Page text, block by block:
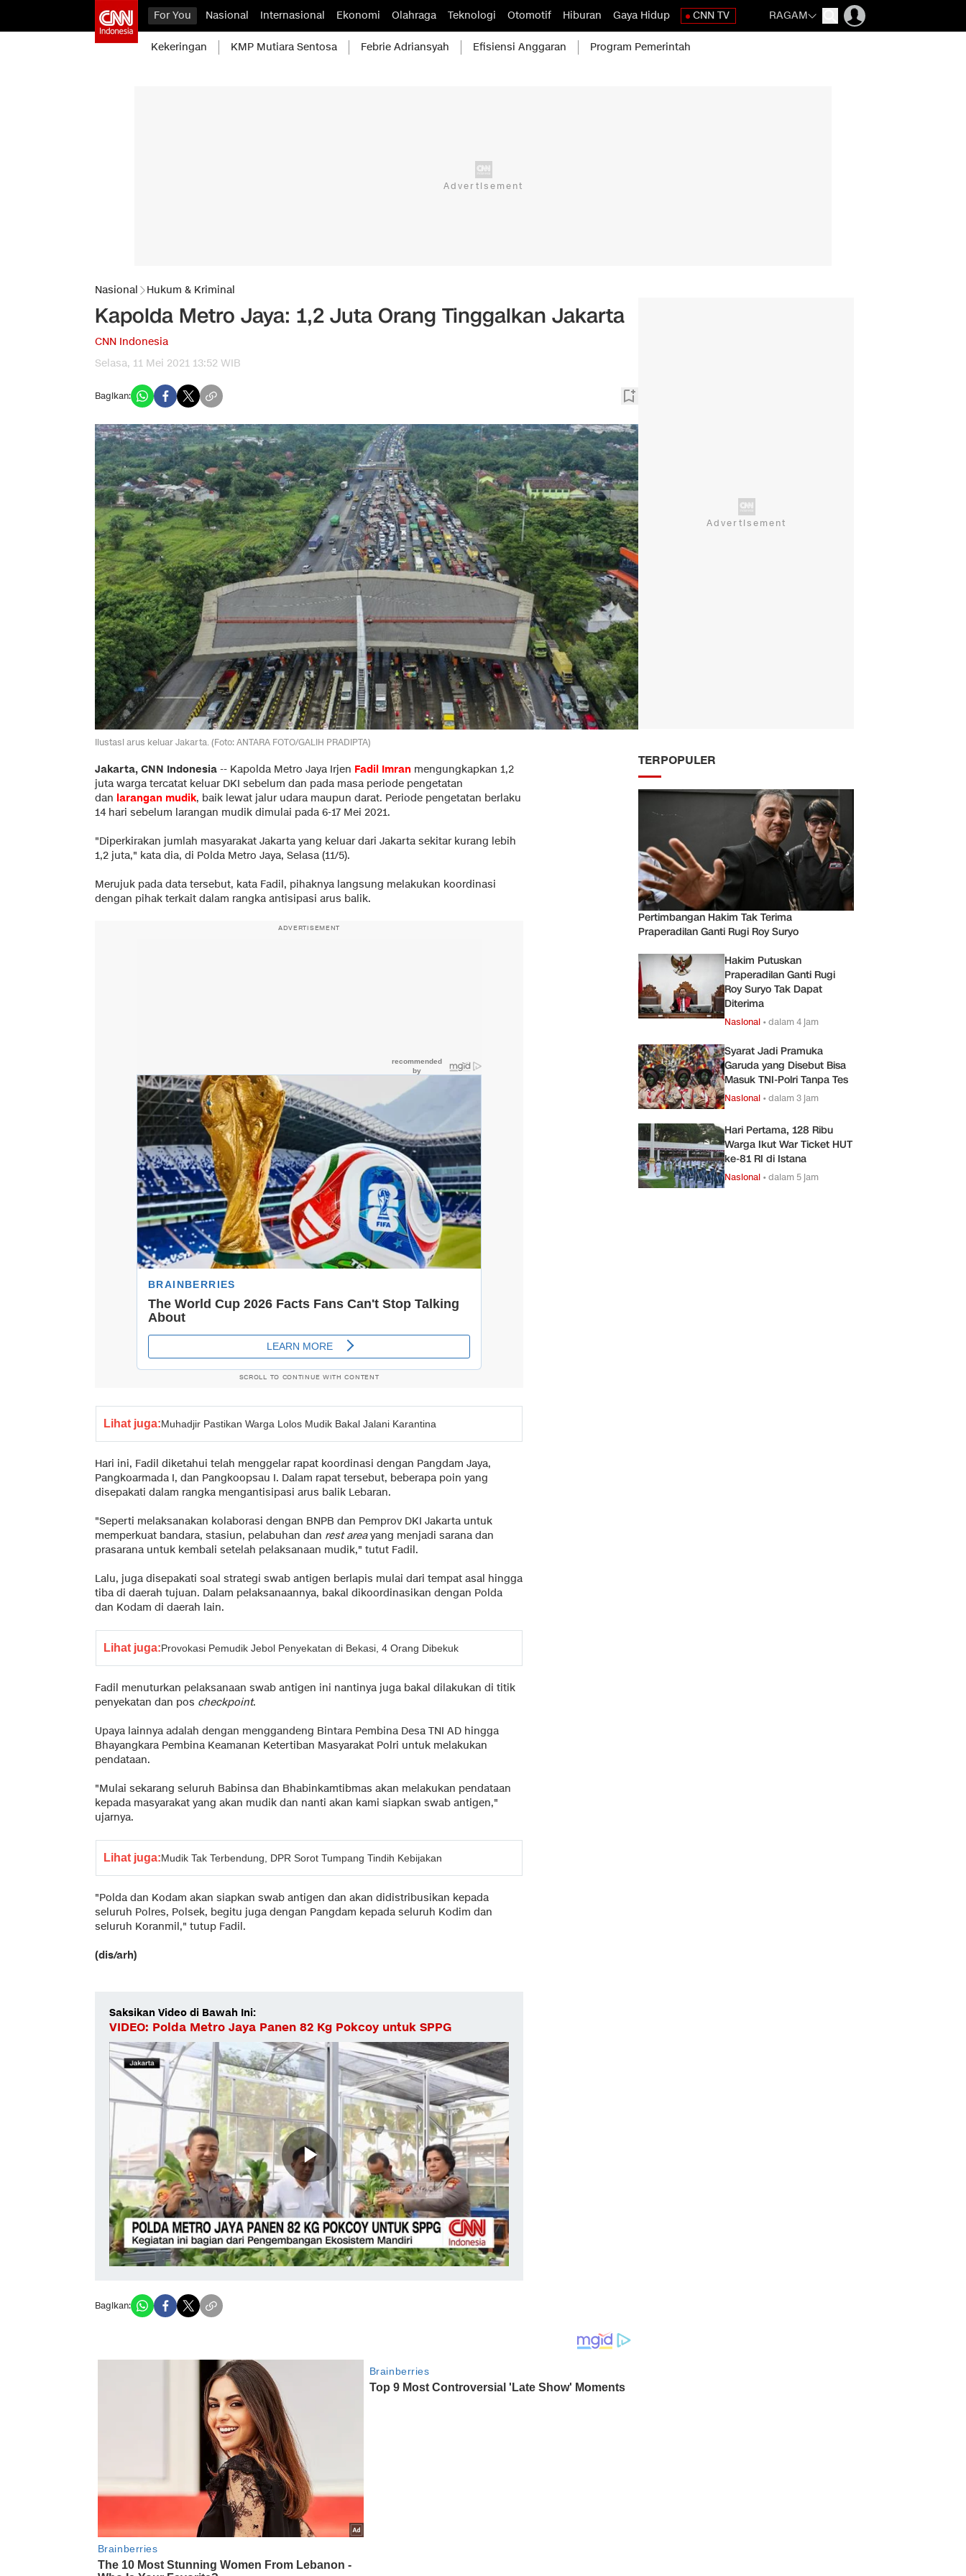
For You Nasional Internasional Ekonomi Olahraga Teknologi Otomotif Hiburan Gaya Hidup CNN TV RAGAM
Kekeringan KMP Mutiara Sentosa Febrie Adriansyah Efisiensi Anggaran Program Pemerintah
Nasional Hukum & Kriminal
Kapolda Metro Jaya: 1,2 Juta Orang Tinggalkan Jakarta
CNN Indonesia
Selasa, 11 Mei 2021 13:52 WIB
Bagikan:
Ilustasi arus keluar Jakarta. (Foto: ANTARA FOTO/GALIH PRADIPTA)
Jakarta, CNN Indonesia -- Kapolda Metro Jaya Irjen Fadil Imran mengungkapkan 1,2
juta warga tercatat keluar DKI sebelum dan pada masa periode pengetatan
dan larangan mudik, baik lewat jalur udara maupun darat. Periode pengetatan berlaku
14 hari sebelum larangan mudik dimulai pada 6-17 Mei 2021.
"Diperkirakan jumlah masyarakat Jakarta yang keluar dari Jakarta sekitar kurang lebih
1,2 juta," kata dia, di Polda Metro Jaya, Selasa (11/5).
Merujuk pada data tersebut, kata Fadil, pihaknya langsung melakukan koordinasi
dengan pihak terkait dalam rangka antisipasi arus balik.
ADVERTISEMENT
SCROLL TO CONTINUE WITH CONTENT
Lihat juga:Muhadjir Pastikan Warga Lolos Mudik Bakal Jalani Karantina
Hari ini, Fadil diketahui telah menggelar rapat koordinasi dengan Pangdam Jaya,
Pangkoarmada I, dan Pangkoopsau I. Dalam rapat tersebut, beberapa poin yang
disepakati dalam rangka mengantisipasi arus balik Lebaran.
"Seperti melaksanakan kolaborasi dengan BNPB dan Pemprov DKI Jakarta untuk
memperkuat bandara, stasiun, pelabuhan dan rest areayang menjadi sarana dan
prasarana untuk kembali setelah pelaksanaan mudik," tutut Fadil.
Lalu, juga disepakati soal strategi swab antigen berlapis mulai dari tempat asal hingga
tiba di daerah tujuan. Dalam pelaksanaannya, bakal dikoordinasikan dengan Polda
dan Kodam di daerah lain.
Lihat juga:Provokasi Pemudik Jebol Penyekatan di Bekasi, 4 Orang Dibekuk
Fadil menuturkan pelaksanaan swab antigen ini nantinya juga bakal dilakukan di titik
penyekatan dan pos checkpoint.
Upaya lainnya adalah dengan menggandeng Bintara Pembina Desa TNI AD hingga
Bhayangkara Pembina Keamanan Ketertiban Masyarakat Polri untuk melakukan
pendataan.
"Mulai sekarang seluruh Babinsa dan Bhabinkamtibmas akan melakukan pendataan
kepada masyarakat yang akan mudik dan nanti akan kami siapkan swab antigen,"
ujarnya.
Lihat juga:Mudik Tak Terbendung, DPR Sorot Tumpang Tindih Kebijakan
"Polda dan Kodam akan siapkan swab antigen dan akan didistribusikan kepada
seluruh Polres, Polsek, begitu juga dengan Pangdam kepada seluruh Kodim dan
seluruh Koranmil," tutup Fadil.
(dis/arh)
Saksikan Video di Bawah Ini:
VIDEO: Polda Metro Jaya Panen 82 Kg Pokcoy untuk SPPG
Bagikan:
TERPOPULER
Pertimbangan Hakim Tak Terima
Praperadilan Ganti Rugi Roy Suryo
Hakim Putuskan
Praperadilan Ganti Rugi
Roy Suryo Tak Dapat
Diterima
Nasional •dalam 4 jam
Syarat Jadi Pramuka
Garuda yang Disebut Bisa
Masuk TNI-Polri Tanpa Tes
Nasional •dalam 3 jam
Hari Pertama, 128 Ribu
Warga Ikut War Ticket HUT
ke-81 RI di Istana
Nasional •dalam 5 jam